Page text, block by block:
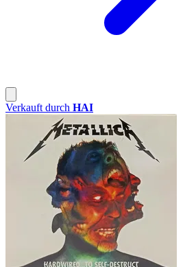
Verkauft durch HAI